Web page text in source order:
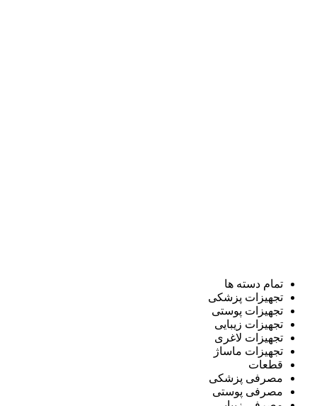
تمام دسته ها
تجهیزات پزشکی
تجهیزات پوستی
تجهیزات زیبایی
تجهیزات لاغری
تجهیزات ماساژ
قطعات
مصرفی پزشکی
مصرفی پوستی